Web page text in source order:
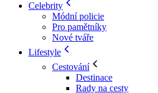
Celebrity
Módní policie
Pro pamětníky
Nové tváře
Lifestyle
Cestování
Destinace
Rady na cesty